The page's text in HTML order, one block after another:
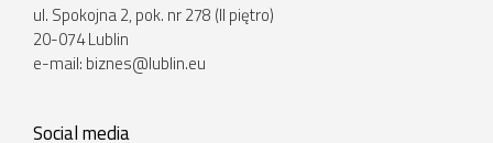
ul. Spokojna 2, pok. nr 278 (II piętro)
20-074 Lublin
e-mail: biznes@lublin.eu
Social media